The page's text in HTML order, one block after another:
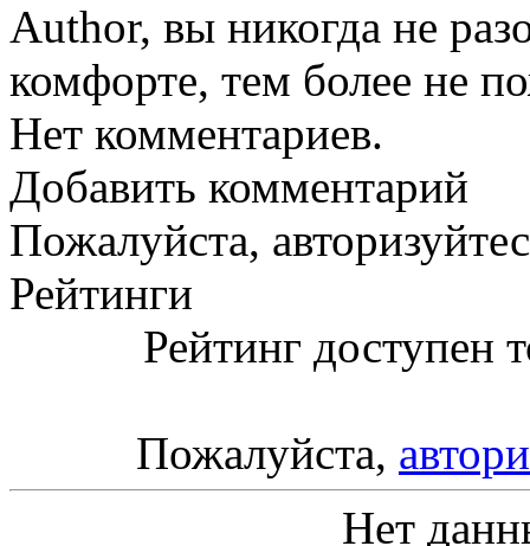
Author, вы никогда не
комфорте, тем более не
Нет комментариев.
Добавить комментарий
Пожалуйста,
Рейтинги
Рейтинг доступен
Пожалуйста,
Нет